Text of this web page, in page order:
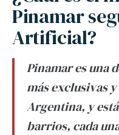
Pinamar
Artificial?
Pinamar es una
más exclusivas
Argentina, y
barrios, cada